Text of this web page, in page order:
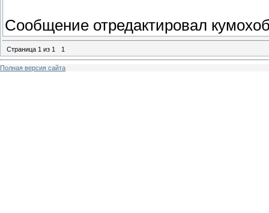
Сообщение отредактировал
Страница 1 из 1 1
Полная версия сайта